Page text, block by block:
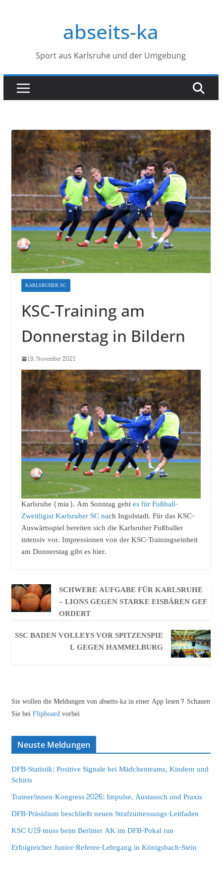
abseits-ka
Sport aus Karlsruhe und der Umgebung
KARLSRUHER SC
KSC-Training am
Donnerstag in Bildern
19. November 2021
Karlsruhe (mia). Am Sonntag gehtes für Fußball-
Zweitligist Karlsruher SC nach Ingolstadt. Für das KSC-
Auswärtsspiel bereiten sich die Karlsruher Fußballer
intensiv vor. Impressionen von der KSC-Trainingseinheit
am Donnerstag gibt es hier.
SCHWERE AUFGABE FÜR KARLSRUHE
– LIONS GEGEN STARKE EISBÄREN GEF
ORDERT
SSC BADEN VOLLEYS VOR SPITZENSPIE
L GEGEN HAMMELBURG
Sie wollen die Meldungen von abseits-ka in einer App lesen? Schauen
Sie beiFlipboardvorbei
Neuste Meldungen
DFB-Statistik: Positive Signale bei Mädchenteams, Kindern und
Schiris
Trainer/innen-Kongress 2026: Impulse, Austausch und Praxis
DFB-Präsidium beschließt neuen Strafzumessungs-Leitfaden
KSC U19 muss beim Berliner AK im DFB-Pokal ran
Erfolgreicher Junior-Referee-Lehrgang in Königsbach-Stein